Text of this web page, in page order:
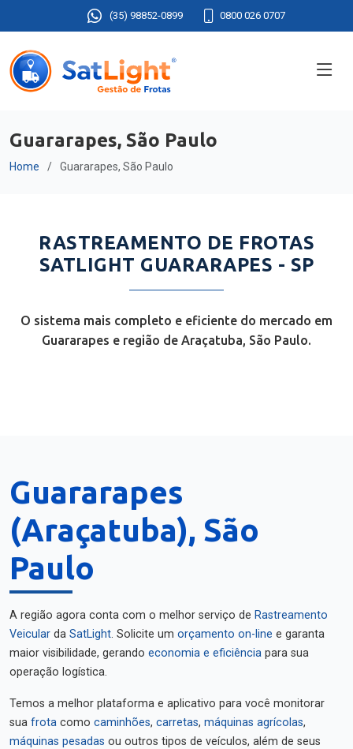
(35) 98852-0899 0800 026 0707
Guararapes, São Paulo
Home Guararapes, São Paulo
RASTREAMENTO DE FROTAS
SATLIGHT GUARARAPES - SP
O sistema mais completo e eficiente do mercado em
Guararapes e região de Araçatuba, São Paulo.
Guararapes
(Araçatuba), São
Paulo
A região agora conta com o melhor serviço de Rastreamento
Veicular da SatLight. Solicite um orçamento on-line e garanta
maior visibilidade, gerando economia e eficiência para sua
operação logística.
Temos a melhor plataforma e aplicativo para você monitorar
sua frota como caminhões, carretas, máquinas agrícolas,
máquinas pesadas ou outros tipos de veículos, além de seus